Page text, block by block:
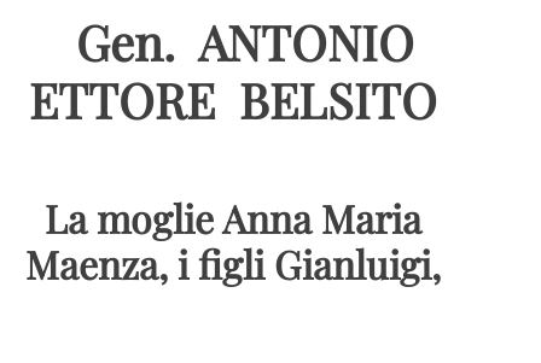
Gen. ANTONIO
ETTORE BELSITO
La moglie Anna Maria
Maenza, i figli Gianluigi,